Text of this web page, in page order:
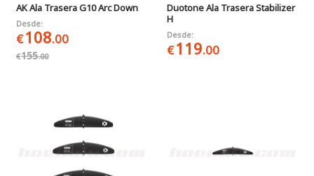
AK Ala Trasera G10 Arc Down
Desde:
€108.00
€155.00
Duotone Ala Trasera Stabilizer
H
Desde:
€119.00